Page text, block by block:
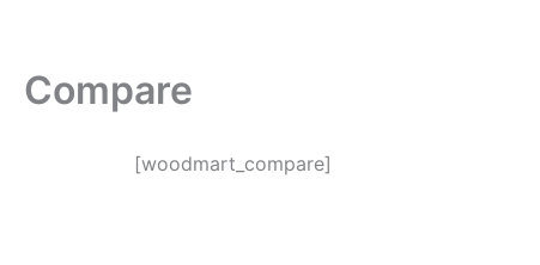
Compare
[woodmart_compare]